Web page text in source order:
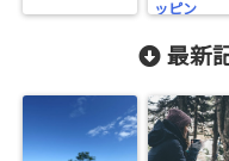
ッピン
最新